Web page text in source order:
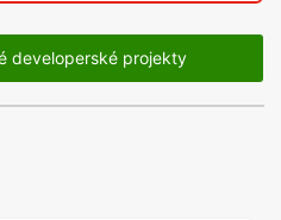
developerské projekty